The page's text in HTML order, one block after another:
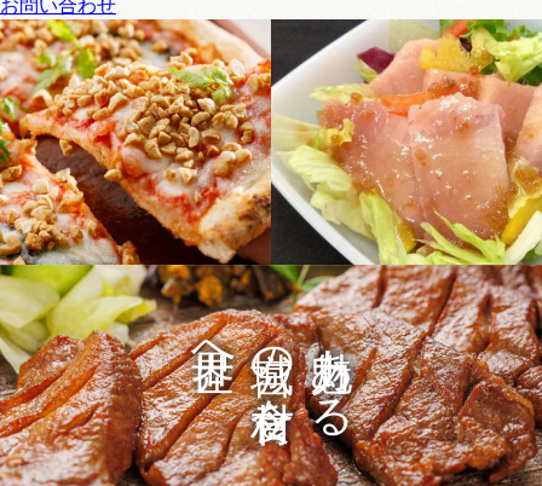
魅力ある
宮城の食材を、
世界へ